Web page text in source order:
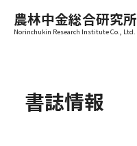
農林中金総合研究所
Norinchukin Research Institute Co., Ltd.
書誌情報